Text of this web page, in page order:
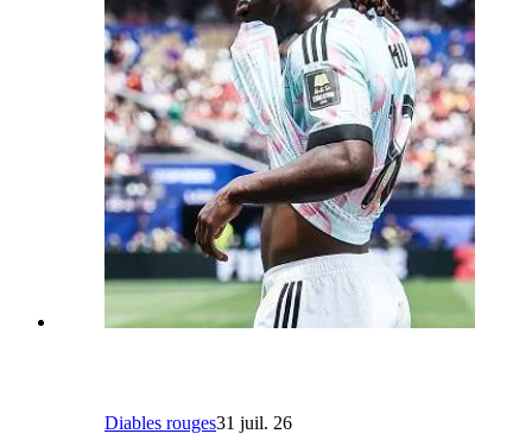
Diables rouges31 juil. 26